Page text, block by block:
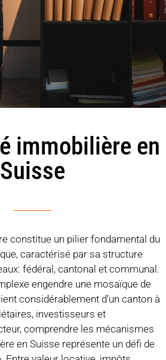
immobilière en
Suisse
constitue un pilier fondamental du
caractérisé par sa structure
fédéral, cantonal et communal.
engendre une mosaïque de
considérablement d’un canton à
investisseurs et
comprendre les mécanismes
en Suisse représente un défi de